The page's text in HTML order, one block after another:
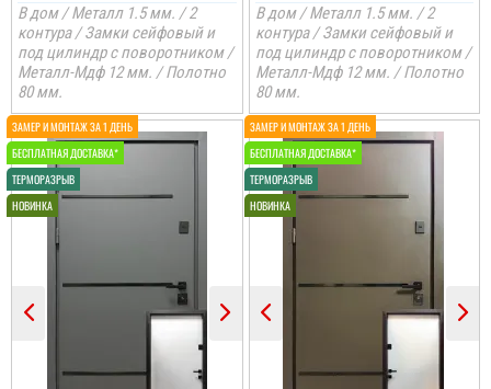
В дом / Металл 1.5 мм. / 2
контура / Замки сейфовый и
под цилиндр с поворотником /
Металл-Мдф 12 мм. / Полотно
80 мм.
В дом / Металл 1.5 мм. / 2
контура / Замки сейфовый и
под цилиндр с поворотником /
Металл-Мдф 12 мм. / Полотно
80 мм.